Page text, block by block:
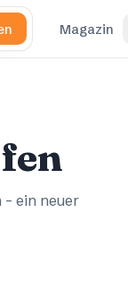
Magazin
ein neuer